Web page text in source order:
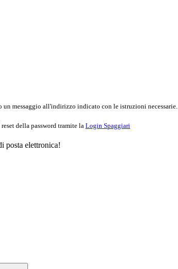
un messaggio all'indirizzo indicato con le istruzioni necessarie.
della password tramite la Login Spaggiari
posta elettronica!